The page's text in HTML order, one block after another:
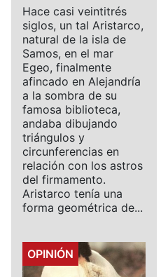
Hace casi veintitrés
siglos, un tal Aristarco,
natural de la isla de
Samos, en el mar
Egeo, finalmente
afincado en Alejandría
a la sombra de su
famosa biblioteca,
andaba dibujando
triángulos y
circunferencias en
relación con los astros
del firmamento.
Aristarco tenía una
forma geométrica de...
Details
OPINIÓN